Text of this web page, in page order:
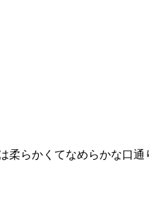
らかくてなめらかな口